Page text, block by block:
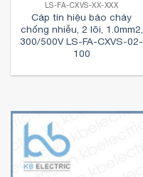
LS-FA-CXVS-XX-XXX
Cáp tín hiệu báo cháy
chống nhiễu, 2 lõi, 1.0mm2,
300/500V LS-FA-CXVS-02-
100